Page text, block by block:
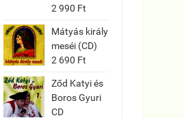
2 990 Ft
Mátyás király
meséi (CD)
2 690 Ft
Ződ Katyi és
Boros Gyuri
CD